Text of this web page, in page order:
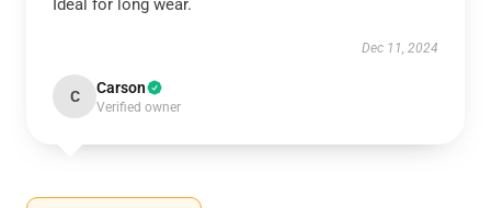
Ideal for long wear.
Dec 11, 2024
C Carson
Verified owner